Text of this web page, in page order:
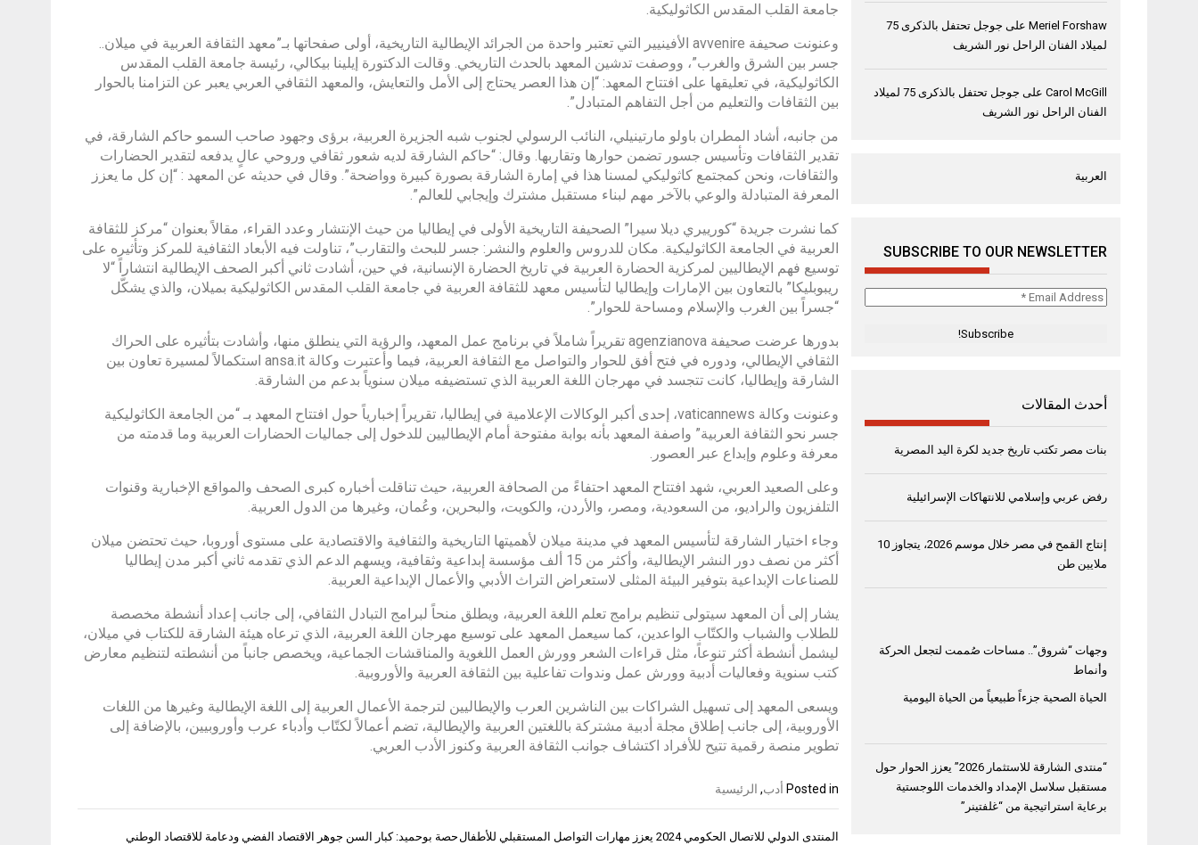
جامعة القلب المقدس الكاثوليكية.
وعنونت صحيفة avvenire الأفينيير التي تعتبر واحدة من الجرائد الإيطالية التاريخية، أولى صفحاتها بـ”معهد الثقافة العربية في ميلان..
جسر بين الشرق والغرب”، ووصفت تدشين المعهد بالحدث التاريخي. وقالت الدكتورة إيلينا بيكالي، رئيسة جامعة القلب المقدس
الكاثوليكية، في تعليقها على افتتاح المعهد: “إن هذا العصر يحتاج إلى الأمل والتعايش، والمعهد الثقافي العربي يعبر عن التزامنا بالحوار
بين الثقافات والتعليم من أجل التفاهم المتبادل”.
من جانبه، أشاد المطران باولو مارتينيلي، النائب الرسولي لجنوب شبه الجزيرة العربية، برؤى وجهود صاحب السمو حاكم الشارقة، في
تقدير الثقافات وتأسيس جسور تضمن حوارها وتقاربها. وقال: “حاكم الشارقة لديه شعور ثقافي وروحي عالٍ يدفعه لتقدير الحضارات
والثقافات، ونحن كمجتمع كاثوليكي لمسنا هذا في إمارة الشارقة بصورة كبيرة وواضحة”. وقال في حديثه عن المعهد : “إن كل ما يعزز
المعرفة المتبادلة والوعي بالآخر مهم لبناء مستقبل مشترك وإيجابي للعالم”.
كما نشرت جريدة “كورييري ديلا سيرا” الصحيفة التاريخية الأولى في إيطاليا من حيث الإنتشار وعدد القراء، مقالاً بعنوان “مركز للثقافة
العربية في الجامعة الكاثوليكية. مكان للدروس والعلوم والنشر: جسر للبحث والتقارب”، تناولت فيه الأبعاد الثقافية للمركز وتأثيره على
توسيع فهم الإيطاليين لمركزية الحضارة العربية في تاريخ الحضارة الإنسانية، في حين، أشادت ثاني أكبر الصحف الإيطالية انتشاراً “لا
ريبوبليكا” بالتعاون بين الإمارات وإيطاليا لتأسيس معهد للثقافة العربية في جامعة القلب المقدس الكاثوليكية بميلان، والذي يشكّل
“جسراً بين الغرب والإسلام ومساحة للحوار”.
بدورها عرضت صحيفة agenzianova تقريراً شاملاً في برنامج عمل المعهد، والرؤية التي ينطلق منها، وأشادت بتأثيره على الحراك
الثقافي الإيطالي، ودوره في فتح أفق للحوار والتواصل مع الثقافة العربية، فيما وأعتبرت وكالة ansa.it استكمالاً لمسيرة تعاون بين
الشارقة وإيطاليا، كانت تتجسد في مهرجان اللغة العربية الذي تستضيفه ميلان سنوياً بدعم من الشارقة.
وعنونت وكالة vaticannews، إحدى أكبر الوكالات الإعلامية في إيطاليا، تقريراً إخبارياً حول افتتاح المعهد بـ “من الجامعة الكاثوليكية
جسر نحو الثقافة العربية” واصفة المعهد بأنه بوابة مفتوحة أمام الإيطاليين للدخول إلى جماليات الحضارات العربية وما قدمته من
معرفة وعلوم وإبداع عبر العصور.
وعلى الصعيد العربي، شهد افتتاح المعهد احتفاءً من الصحافة العربية، حيث تناقلت أخباره كبرى الصحف والمواقع الإخبارية وقنوات
التلفزيون والراديو، من السعودية، ومصر، والأردن، والكويت، والبحرين، وعُمان، وغيرها من الدول العربية.
وجاء اختيار الشارقة لتأسيس المعهد في مدينة ميلان لأهميتها التاريخية والثقافية والاقتصادية على مستوى أوروبا، حيث تحتضن ميلان
أكثر من نصف دور النشر الإيطالية، وأكثر من 15 ألف مؤسسة إبداعية وثقافية، ويسهم الدعم الذي تقدمه ثاني أكبر مدن إيطاليا
للصناعات الإبداعية بتوفير البيئة المثلى لاستعراض التراث الأدبي والأعمال الإبداعية العربية.
يشار إلى أن المعهد سيتولى تنظيم برامج تعلم اللغة العربية، ويطلق منحاً لبرامج التبادل الثقافي، إلى جانب إعداد أنشطة مخصصة
للطلاب والشباب والكتّاب الواعدين، كما سيعمل المعهد على توسیع مھرجان اللغة العربية، الذي ترعاه ھیئة الشارقة للكتاب في ميلان،
ليشمل أنشطة أكثر تنوعاً، مثل قراءات الشعر وورش العمل اللغویة والمناقشات الجماعية، ويخصص جانباً من أنشطته لتنظيم معارض
كتب سنوية وفعاليات أدبية وورش عمل وندوات تفاعلية بين الثقافة العربية والأوروبية.
ويسعى المعهد إلى تسهيل الشراكات بين الناشرين العرب والإيطاليين لترجمة الأعمال العربية إلى اللغة الإيطالية وغيرها من اللغات
الأوروبية، إلى جانب إطلاق مجلة أدبية مشتركة باللغتين العربية والإيطالية، تضم أعمالاً لكتّاب وأدباء عرب وأوروبيين، بالإضافة إلى
تطوير منصة رقمية تتيح للأفراد اكتشاف جوانب الثقافة العربية وكنوز الأدب العربي.
Posted in أدب, الرئيسية
تصفّح
حصة بوحميد: كبار السن جوهر الاقتصاد الفضي ودعامة للاقتصاد الوطني المنتدى الدولي للاتصال الحكومي 2024 يعزز مهارات التواصل المستقبلي للأطفال
Meriel Forshaw على
جوجل تحتفل بالذكرى 75
لميلاد الفنان الراحل نور الشريف
Carol McGill على
جوجل تحتفل بالذكرى 75 لميلاد
الفنان الراحل نور الشريف
العربية
SUBSCRIBE TO OUR NEWSLETTER
Email
أحدث المقالات
بنات مصر تكتب تاريخ جديد لكرة اليد المصرية
رفض عربي وإسلامي للانتهاكات الإسرائيلية
إنتاج القمح في مصر خلال موسم 2026، يتجاوز 10
ملايين طن
وجهات “شروق”.. مساحات صُممت لتجعل الحركة
وأنماط
الحياة الصحية جزءاً طبيعياً من الحياة اليومية
“منتدى الشارقة للاستثمار 2026” يعزز الحوار حول
مستقبل سلاسل الإمداد والخدمات اللوجستية
برعاية استراتيجية من “غلفتينر”